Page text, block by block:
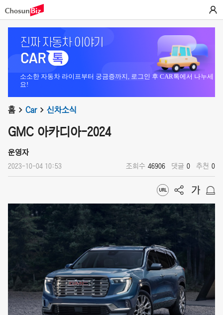
소소한 자동차 라이프부터 궁금증까지, 로그인 후 CAR톡에서 나누세
요!
홈 Car 신차소식
GMC 아카디아-2024
운영자
2023-10-04 10:53 조회수 46906 댓글 0 추천 0